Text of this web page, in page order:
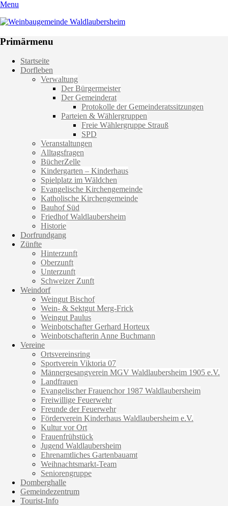
Menu
Weinbaugemeinde Waldlaubersheim
Primärmenu
Weiter
zum
Startseite
Dorfleben
Verwaltung
Der Bürgermeister
Der Gemeinderat
Protokolle der Gemeinderatssitzungen
Parteien & Wählergruppen
Freie Wählergruppe Strauß
SPD
Veranstaltungen
Alltagsfragen
BücherZelle
Kindergarten – Kinderhaus
Spielplatz im Wäldchen
Evangelische Kirchengemeinde
Katholische Kirchengemeinde
Bauhof Süd
Friedhof Waldlaubersheim
Historie
Dorfrundgang
Zünfte
Hinterzunft
Oberzunft
Unterzunft
Schweizer Zunft
Weindorf
Weingut Bischof
Wein- & Sektgut Merg-Frick
Weingut Paulus
Weinbotschafter Gerhard Horteux
Weinbotschafterin Anne Buchmann
Vereine
Ortsvereinsring
Sportverein Viktoria 07
Männergesangverein MGV Waldlaubersheim 1905 e.V.
Landfrauen
Evangelischer Frauenchor 1987 Waldlaubersheim
Freiwillige Feuerwehr
Freunde der Feuerwehr
Förderverein Kinderhaus Waldlaubersheim e.V.
Kultur vor Ort
Frauenfrühstück
Jugend Waldlaubersheim
Ehrenamtliches Gartenbauamt
Weihnachtsmarkt-Team
Seniorengruppe
Domberghalle
Gemeindezentrum
Tourist-Info